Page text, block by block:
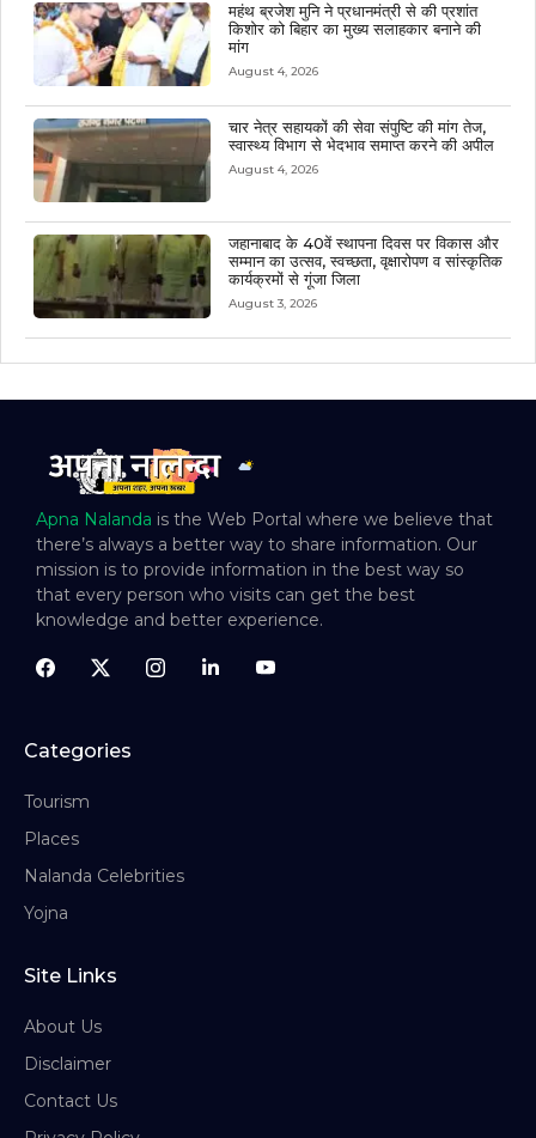
महंथ ब्रजेश मुनि ने प्रधानमंत्री से की प्रशांत
किशोर को बिहार का मुख्य सलाहकार बनाने की
मांग
August 4, 2026
चार नेत्र सहायकों की सेवा संपुष्टि की मांग तेज,
स्वास्थ्य विभाग से भेदभाव समाप्त करने की अपील
August 4, 2026
जहानाबाद के 40वें स्थापना दिवस पर विकास और
सम्मान का उत्सव, स्वच्छता, वृक्षारोपण व सांस्कृतिक
कार्यक्रमों से गूंजा जिला
August 3, 2026
Apna Nalanda is the Web Portal where we believe that
there’s always a better way to share information. Our
mission is to provide information in the best way so
that every person who visits can get the best
knowledge and better experience.
Categories
Tourism
Places
Nalanda Celebrities
Yojna
Site Links
About Us
Disclaimer
Contact Us